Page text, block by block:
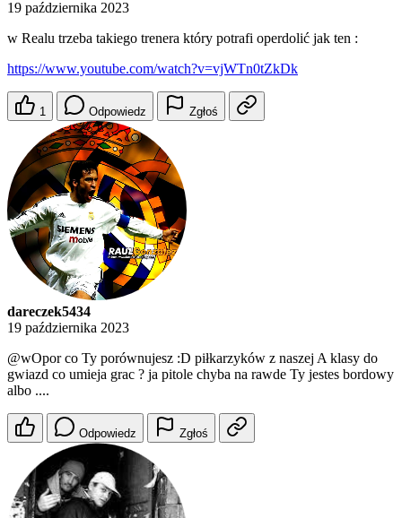
19 października 2023
w Realu trzeba takiego trenera który potrafi operdolić jak ten :
https://www.youtube.com/watch?v=vjWTn0tZkDk
1 Odpowiedz Zgłoś
dareczek5434
19 października 2023
@wOporco Ty porównujesz :D piłkarzyków z naszej A klasy do
gwiazd co umieja grac ? ja pitole chyba na rawde Ty jestes bordowy
albo ....
Odpowiedz Zgłoś